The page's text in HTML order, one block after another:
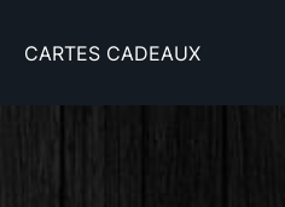
CARTES CADEAUX